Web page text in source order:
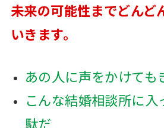
未来の可能性までどんど
いきます。
あの人に声をかけても
こんな結婚相談所に入
駄だ